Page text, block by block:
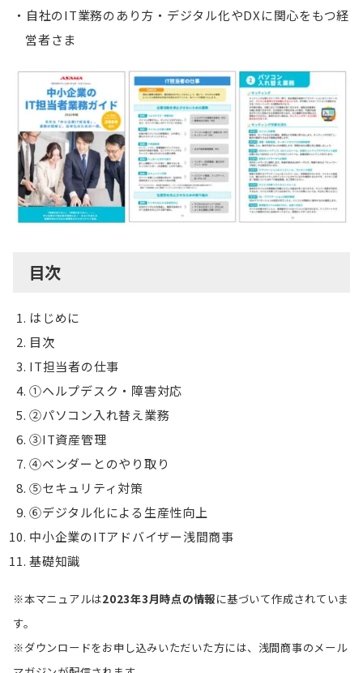
自社のIT業務のあり方・デジタル化やDXに関心をもつ経
営者さま
目次
はじめに
目次
IT担当者の仕事
①ヘルプデスク・障害対応
②パソコン入れ替え業務
③IT資産管理
④ベンダーとのやり取り
⑤セキュリティ対策
⑥デジタル化による生産性向上
中小企業のITアドバイザー浅間商事
基礎知識
※本マニュアルは2023年3月時点の情報に基づいて作成されていま
す。
※ダウンロードをお申し込みいただいた方には、浅間商事のメール